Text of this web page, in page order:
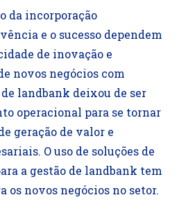
da incorporação
e o sucesso dependem
de inovação e
novos negócios com
landbank deixou de ser
operacional para se tornar
geração de valor e
O uso de soluções de
a gestão de landbank tem
os novos negócios no setor.